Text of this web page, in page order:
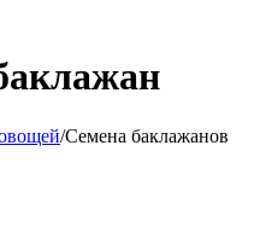
/Семена баклажанов